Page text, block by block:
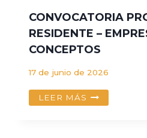
CONVOCATORIA
RESIDENTE –
CONCEPTOS
17 de junio de 2026
LEER MÁS